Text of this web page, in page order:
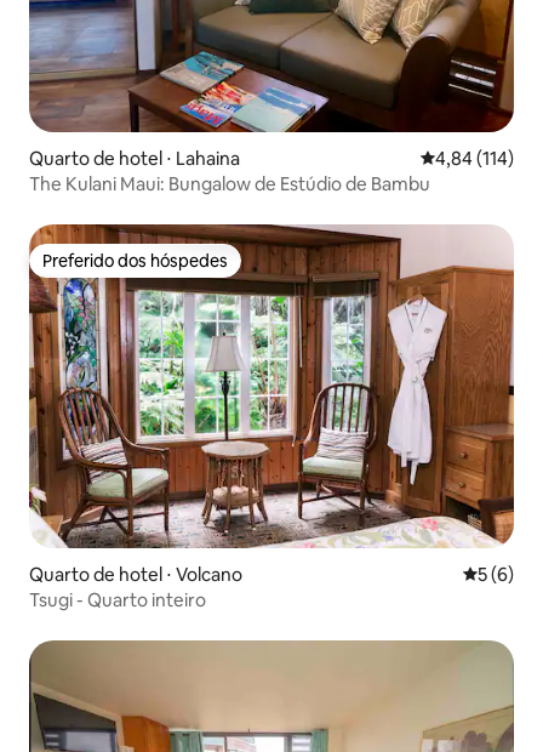
Quarto de hotel ⋅ Lahaina 4,84 de uma
4,84 (114)
The Kulani Maui: Bungalow de Estúdio de Bambu
Preferido dos hóspedes
Preferido dos hóspedes
Quarto de hotel ⋅ Volcano 5 de
5 (6)
Tsugi - Quarto inteiro